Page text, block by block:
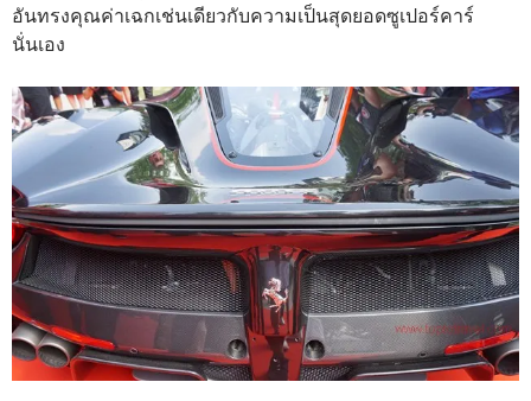
อันทรงคุณค่าเฉกเช่นเดียวกับความเป็นสุดยอดซูเปอร์คาร์
นั่นเอง